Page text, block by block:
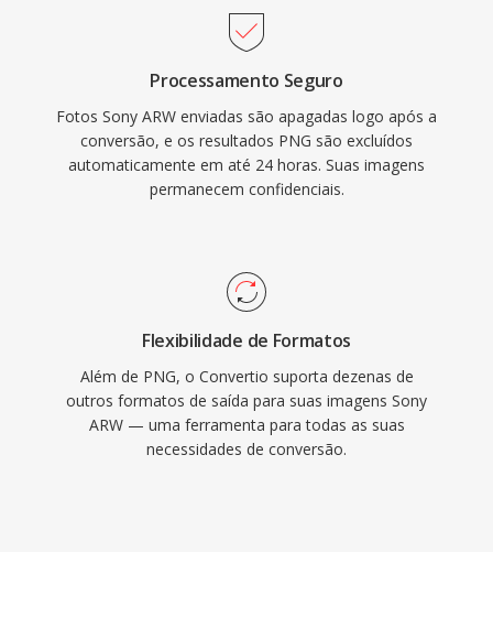
Processamento Seguro
Fotos Sony ARW enviadas são apagadas logo após a
conversão, e os resultados PNG são excluídos
automaticamente em até 24 horas. Suas imagens
permanecem confidenciais.
Flexibilidade de Formatos
Além de PNG, o Convertio suporta dezenas de
outros formatos de saída para suas imagens Sony
ARW — uma ferramenta para todas as suas
necessidades de conversão.